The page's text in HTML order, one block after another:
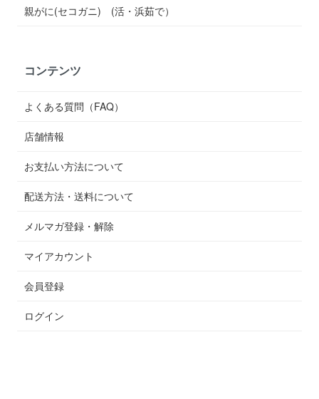
親がに(セコガニ) (活・浜茹で）
コンテンツ
よくある質問（FAQ）
店舗情報
お支払い方法について
配送方法・送料について
メルマガ登録・解除
マイアカウント
会員登録
ログイン